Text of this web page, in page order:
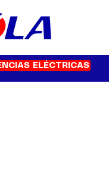
ELÉCTRICAS